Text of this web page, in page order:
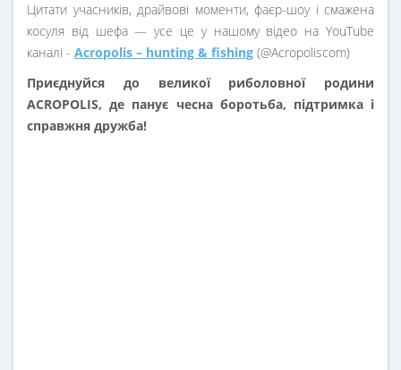
Цитати учасників, драйвові моменти, фаєр-шоу і смажена
косуля від шефа — усе це у нашому відео на YouTube
каналі - Acropolis – hunting & fishing (@Acropoliscom)
Приєднуйся до великої риболовної родини
ACROPOLIS, де панує чесна боротьба, підтримка і
справжня дружба!